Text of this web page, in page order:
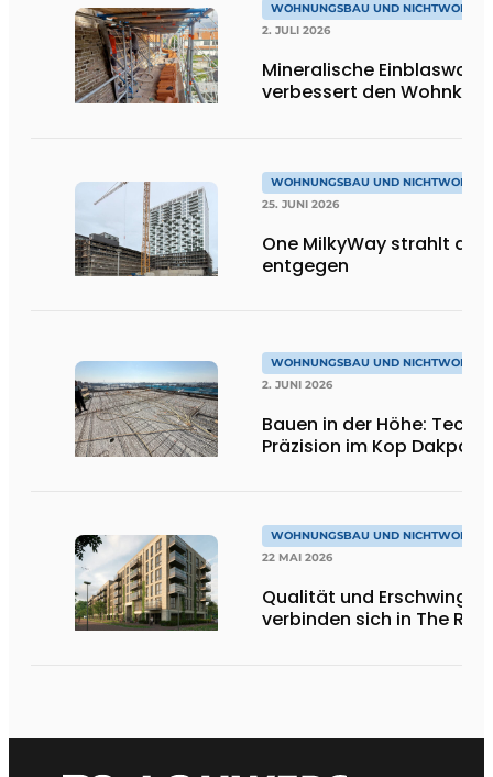
WOHNUNGSBAU UND
2. JULI 2026
Mineralische Einblaswolle
verbessert den
WOHNUNGSBAU UND
25. JUNI 2026
One MilkyWay strahlt dir
entgegen
WOHNUNGSBAU UND
2. JUNI 2026
Bauen in der Höhe:
Präzision im Kop Dakpark
WOHNUNGSBAU UND
22 MAI 2026
Qualität und
verbinden sich in The